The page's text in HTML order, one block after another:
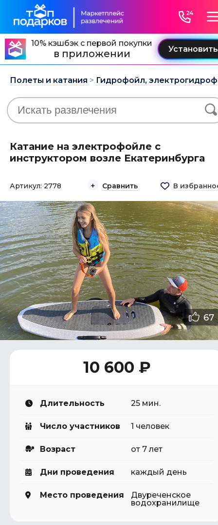
10% кэшбэк с первой покупки
в приложении
Полеты и катания > Гидрофойл,
Катание на электрофойле с
инструктором возле Екатеринбурга
Артикул: 2778 Сравнить В
67
10 600 ₽
Длительность 25 мин.
Число участников 1 человек
Возраст от 7 лет
Дни проведения каждый день
Место проведения
Двуреченское
водохранилище